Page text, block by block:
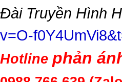
Đài Truyền Hình
v=O-
Hotline phản